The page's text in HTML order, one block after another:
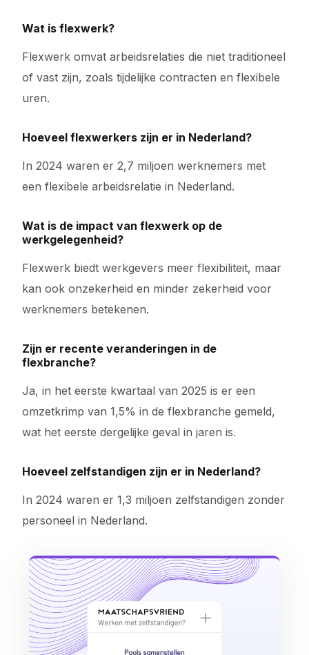
Wat is flexwerk?
Flexwerk omvat arbeidsrelaties die niet traditioneel
of vast zijn, zoals tijdelijke contracten en flexibele
uren.
Hoeveel flexwerkers zijn er in Nederland?
In 2024 waren er 2,7 miljoen werknemers met
een flexibele arbeidsrelatie in Nederland.
Wat is de impact van flexwerk op de
werkgelegenheid?
Flexwerk biedt werkgevers meer flexibiliteit, maar
kan ook onzekerheid en minder zekerheid voor
werknemers betekenen.
Zijn er recente veranderingen in de
flexbranche?
Ja, in het eerste kwartaal van 2025 is er een
omzetkrimp van 1,5% in de flexbranche gemeld,
wat het eerste dergelijke geval in jaren is.
Hoeveel zelfstandigen zijn er in Nederland?
In 2024 waren er 1,3 miljoen zelfstandigen zonder
personeel in Nederland.